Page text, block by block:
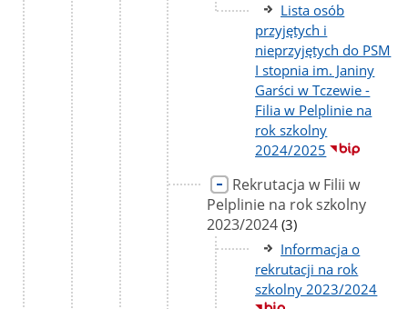
Lista osób
przyjętych i
nieprzyjętych do PSM
I stopnia im. Janiny
Garści w Tczewie -
Filia w Pelplinie na
rok szkolny
2024/2025
Rekrutacja w Filii w
Pelplinie na rok szkolny
2023/2024 liczba
podstron
(3)
Informacja o
rekrutacji na rok
szkolny 2023/2024